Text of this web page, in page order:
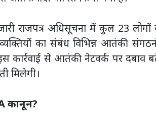
जारी राजपत्र अधिसूचना में कुल 23
का संबंध विभिन्न आतंकी
कार्रवाई से आतंकी नेटवर्क पर
मिलेगी।
कानून?